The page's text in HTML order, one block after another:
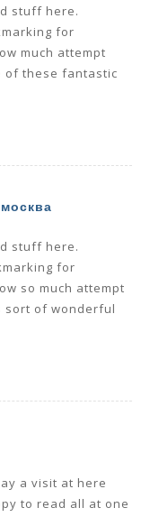
stuff here.
for
much attempt
of these fantastic
stuff here.
for
so much attempt
sort of wonderful
a visit at here
to read all at one